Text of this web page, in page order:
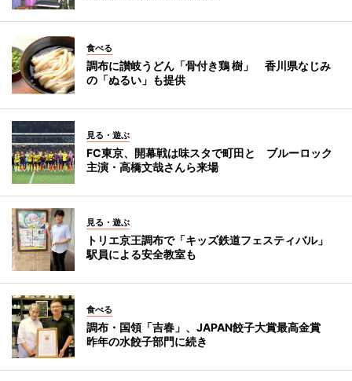
食べる
調布に讃岐うどん「骨付き鶏 樹」 香川県なじみ
の「ぬるい」も提供
見る・遊ぶ
FC東京、開幕戦は味スタで町田と ブルーロック
主演・高橋文哉さんら来場
見る・遊ぶ
トリエ京王調布で「キッズ鉄道フェスティバル」
駅員による安全教室も
食べる
調布・国領「吉春」、JAPAN餃子大賞最高金賞
昨年の水餃子部門に続き